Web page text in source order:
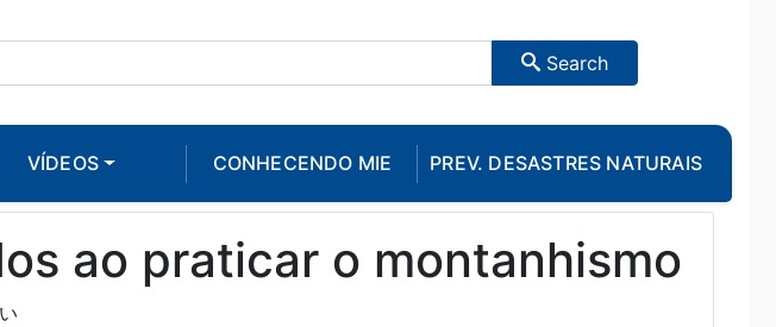
Search
VÍDEOS CONHECENDO MIE PREV. DESASTRES NATURAIS
ao praticar o montanhismo